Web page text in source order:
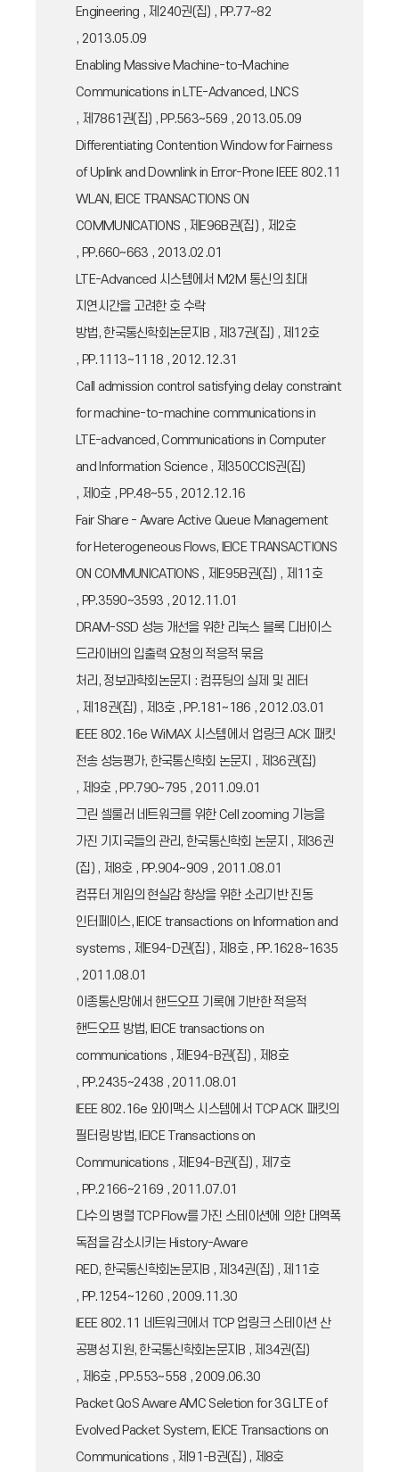
Engineering , 제240권(집) , PP.77~82
, 2013.05.09
Enabling Massive Machine-to-Machine
Communications in LTE-Advanced, LNCS
, 제7861권(집) , PP.563~569 , 2013.05.09
Differentiating Contention Window for Fairness
of Uplink and Downlink in Error-Prone IEEE 802.11
WLAN, IEICE TRANSACTIONS ON
COMMUNICATIONS , 제E96B권(집) , 제2호
, PP.660~663 , 2013.02.01
LTE-Advanced 시스템에서 M2M 통신의 최대
지연시간을 고려한 호 수락
방법, 한국통신학회논문지B , 제37권(집) , 제12호
, PP.1113~1118 , 2012.12.31
Call admission control satisfying delay constraint
for machine-to-machine communications in
LTE-advanced, Communications in Computer
and Information Science , 제350CCIS권(집)
, 제0호 , PP.48~55 , 2012.12.16
Fair Share - Aware Active Queue Management
for Heterogeneous Flows, IEICE TRANSACTIONS
ON COMMUNICATIONS , 제E95B권(집) , 제11호
, PP.3590~3593 , 2012.11.01
DRAM-SSD 성능 개선을 위한 리눅스 블록 디바이스
드라이버의 입출력 요청의 적응적 묶음
처리, 정보과학회논문지 : 컴퓨팅의 실제 및 레터
, 제18권(집) , 제3호 , PP.181~186 , 2012.03.01
IEEE 802.16e WiMAX 시스템에서 업링크 ACK 패킷
전송 성능평가, 한국통신학회 논문지 , 제36권(집)
, 제9호 , PP.790~795 , 2011.09.01
그린 셀룰러 네트워크를 위한 Cell zooming 기능을
가진 기지국들의 관리, 한국통신학회 논문지 , 제36권
(집) , 제8호 , PP.904~909 , 2011.08.01
컴퓨터 게임의 현실감 향상을 위한 소리기반 진동
인터페이스, IEICE transactions on Information and
systems , 제E94-D권(집) , 제8호 , PP.1628~1635
, 2011.08.01
이종통신망에서 핸드오프 기록에 기반한 적응적
핸드오프 방법, IEICE transactions on
communications , 제E94-B권(집) , 제8호
, PP.2435~2438 , 2011.08.01
IEEE 802.16e 와이맥스 시스템에서 TCP ACK 패킷의
필터링 방법, IEICE Transactions on
Communications , 제E94-B권(집) , 제7호
, PP.2166~2169 , 2011.07.01
다수의 병렬 TCP Flow를 가진 스테이션에 의한 대역폭
독점을 감소시키는 History-Aware
RED, 한국통신학회논문지B , 제34권(집) , 제11호
, PP.1254~1260 , 2009.11.30
IEEE 802.11 네트워크에서 TCP 업링크 스테이션 산
공평성 지원, 한국통신학회논문지B , 제34권(집)
, 제6호 , PP.553~558 , 2009.06.30
Packet QoS Aware AMC Seletion for 3G LTE of
Evolved Packet System, IEICE Transactions on
Communications , 제91-B권(집) , 제8호